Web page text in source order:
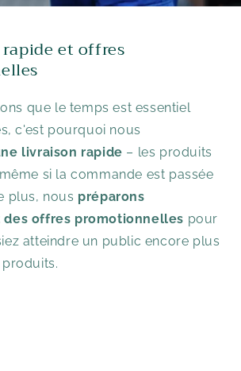
et offres
que le temps est essentiel
c'est pourquoi nous
livraison rapide – les produits
si la commande est passée
plus, nous préparons
offres promotionnelles pour
atteindre un public encore plus